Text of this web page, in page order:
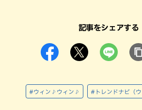
記事をシェアする
#ウィン♪ウィン♪ #トレンドナビ（